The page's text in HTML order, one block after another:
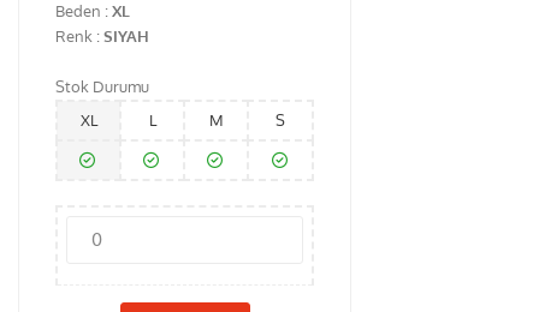
Beden :XL
Renk :SIYAH
Stok Durumu
XL
L M S